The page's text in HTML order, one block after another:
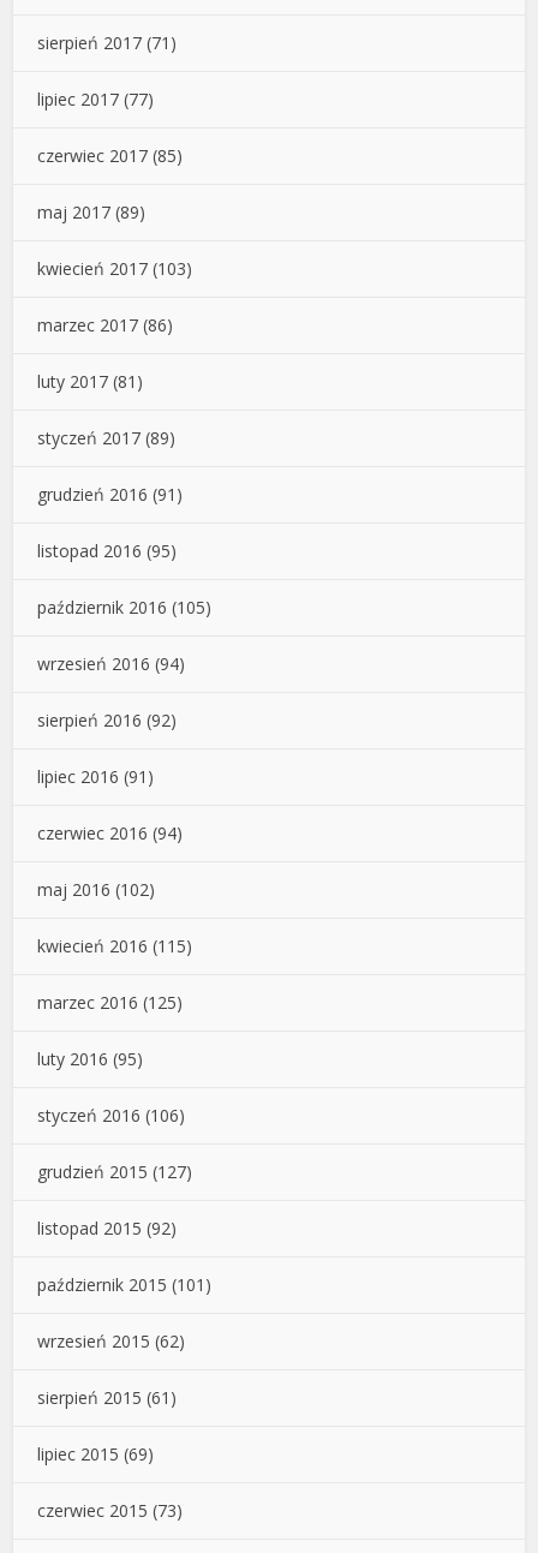
sierpień 2017 (71)
lipiec 2017 (77)
czerwiec 2017 (85)
maj 2017 (89)
kwiecień 2017 (103)
marzec 2017 (86)
luty 2017 (81)
styczeń 2017 (89)
grudzień 2016 (91)
listopad 2016 (95)
październik 2016 (105)
wrzesień 2016 (94)
sierpień 2016 (92)
lipiec 2016 (91)
czerwiec 2016 (94)
maj 2016 (102)
kwiecień 2016 (115)
marzec 2016 (125)
luty 2016 (95)
styczeń 2016 (106)
grudzień 2015 (127)
listopad 2015 (92)
październik 2015 (101)
wrzesień 2015 (62)
sierpień 2015 (61)
lipiec 2015 (69)
czerwiec 2015 (73)